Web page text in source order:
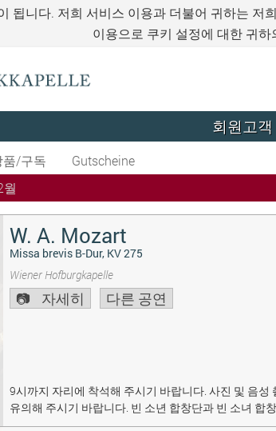
됩니다. 저희 서비스 이용과 더불어 귀하는 저
이용으로 쿠키 설정에 대한 귀
회원고
/구독
Gutscheine
월
W. A. Mozart
Missa brevis B-Dur, KV 275
Wiener Hofburgkapelle
자세히 다른 공연
9시까지 자리에 착석해 주시기 바랍니다. 사진 및 음성
유의해 주시기 바랍니다. 빈 소년 합창단과 빈 소녀 합